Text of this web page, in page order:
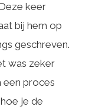
keer
bij hem op
geschreven.
was zeker
een proces
je de